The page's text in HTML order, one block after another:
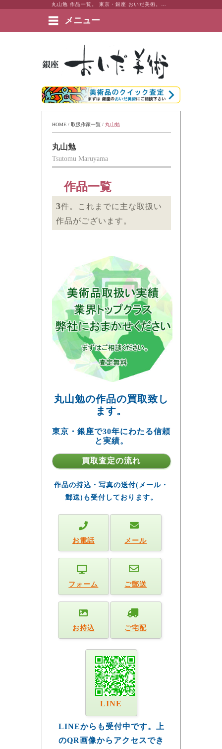
メニュー
絵画など美術品の販売と買取 | 東京・銀座 おいだ美術
HOME / 取扱作家一覧 / 丸山勉
丸山勉
Tsutomu Maruyama
作品一覧
3件。これまでに主な取扱い
作品がございます。
丸山勉の作品の買取致し
ます。
東京・銀座で30年にわたる信頼
と実績。
買取査定の流れ
作品の持込・写真の送付(メール・
郵送)も受付しております。
お電話 メール
フォーム ご郵送
お持込 ご宅配
LINE
LINEからも受付中です。上
のQR画像からアクセスでき